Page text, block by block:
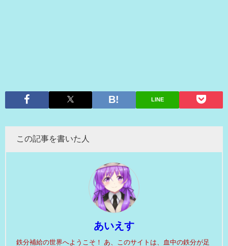
LINE
この記事を書いた人
あいえす
鉄分補給の世界へようこそ！ あ、このサイトは、血中の鉄分が足